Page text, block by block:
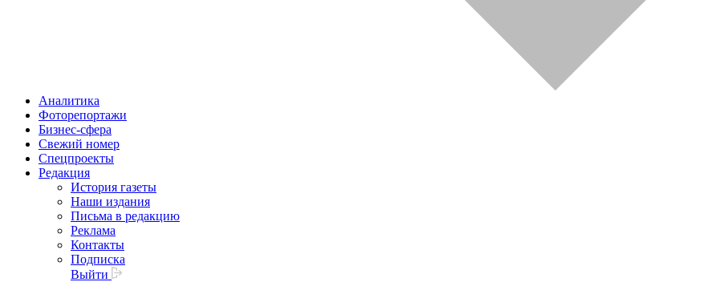
Аналитика
Фоторепортажи
Бизнес-сфера
Свежий номер
Спецпроекты
Редакция
История газеты
Наши издания
Письма в редакцию
Реклама
Контакты
Подписка
Выйти